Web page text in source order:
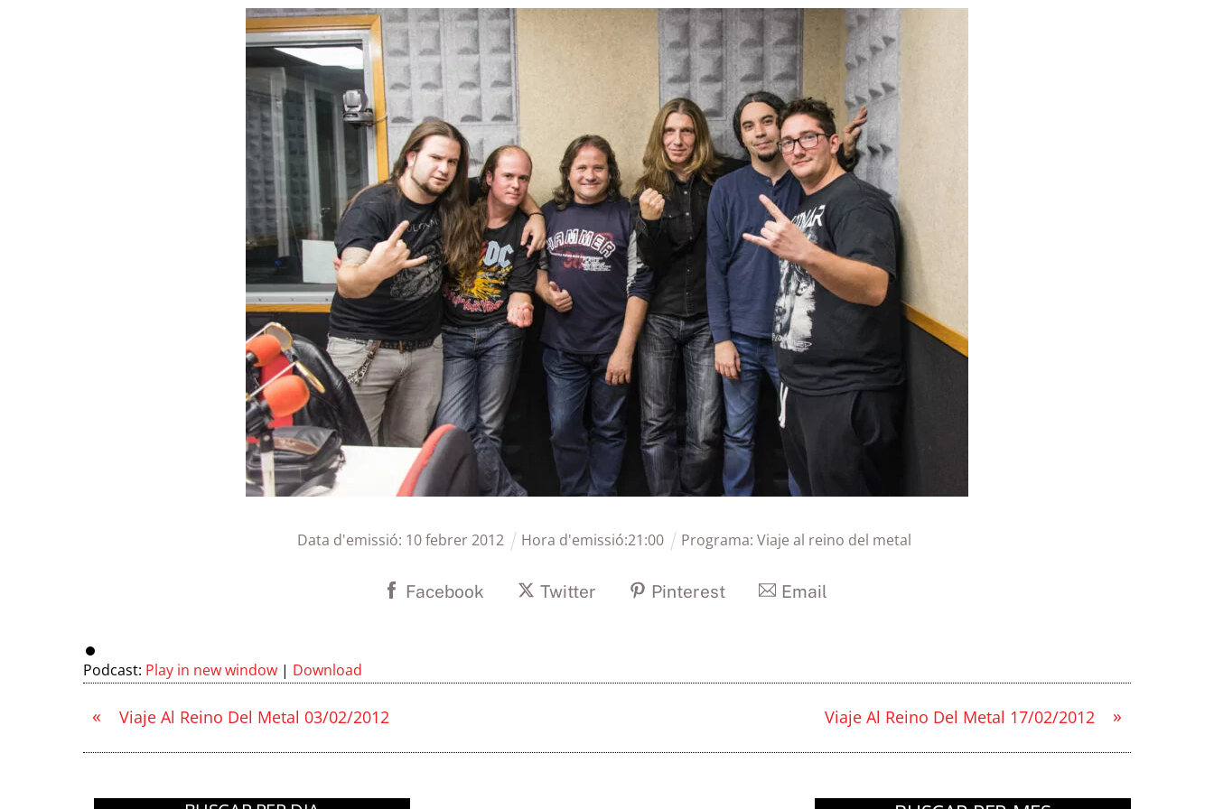
Data d'emissió: 10febrer2012 Hora d'emissió:21:00 Programa: Viaje al reino del metal
Facebook Twitter Pinterest Email
Podcast: Play in new window | Download
« Viaje Al Reino Del Metal 03/02/2012 »
Viaje Al Reino Del Metal 17/02/2012